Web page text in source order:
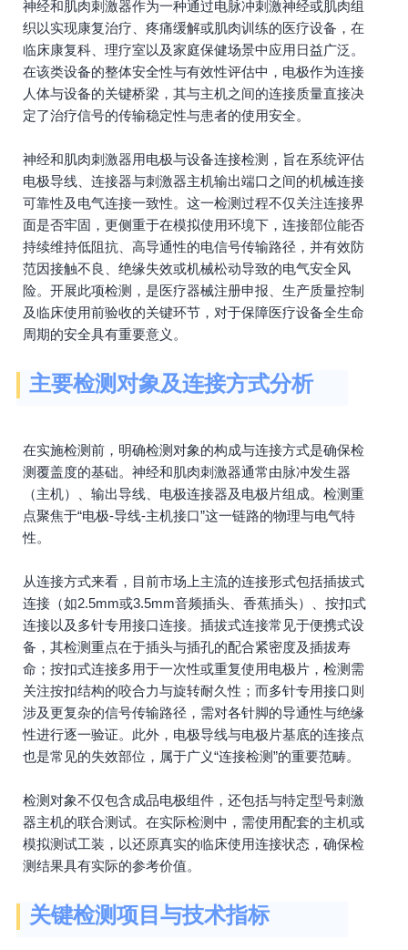
神经和肌肉刺激器作为一种通过电脉冲刺激神经或肌肉组
织以实现康复治疗、疼痛缓解或肌肉训练的医疗设备，在
临床康复科、理疗室以及家庭保健场景中应用日益广泛。
在该类设备的整体安全性与有效性评估中，电极作为连接
人体与设备的关键桥梁，其与主机之间的连接质量直接决
定了治疗信号的传输稳定性与患者的使用安全。
神经和肌肉刺激器用电极与设备连接检测，旨在系统评估
电极导线、连接器与刺激器主机输出端口之间的机械连接
可靠性及电气连接一致性。这一检测过程不仅关注连接界
面是否牢固，更侧重于在模拟使用环境下，连接部位能否
持续维持低阻抗、高导通性的电信号传输路径，并有效防
范因接触不良、绝缘失效或机械松动导致的电气安全风
险。开展此项检测，是医疗器械注册申报、生产质量控制
及临床使用前验收的关键环节，对于保障医疗设备全生命
周期的安全具有重要意义。
主要检测对象及连接方式分析
在实施检测前，明确检测对象的构成与连接方式是确保检
测覆盖度的基础。神经和肌肉刺激器通常由脉冲发生器
（主机）、输出导线、电极连接器及电极片组成。检测重
点聚焦于“电极-导线-主机接口”这一链路的物理与电气特
性。
从连接方式来看，目前市场上主流的连接形式包括插拔式
连接（如2.5mm或3.5mm音频插头、香蕉插头）、按扣式
连接以及多针专用接口连接。插拔式连接常见于便携式设
备，其检测重点在于插头与插孔的配合紧密度及插拔寿
命；按扣式连接多用于一次性或重复使用电极片，检测需
关注按扣结构的咬合力与旋转耐久性；而多针专用接口则
涉及更复杂的信号传输路径，需对各针脚的导通性与绝缘
性进行逐一验证。此外，电极导线与电极片基底的连接点
也是常见的失效部位，属于广义“连接检测”的重要范畴。
检测对象不仅包含成品电极组件，还包括与特定型号刺激
器主机的联合测试。在实际检测中，需使用配套的主机或
模拟测试工装，以还原真实的临床使用连接状态，确保检
测结果具有实际的参考价值。
关键检测项目与技术指标